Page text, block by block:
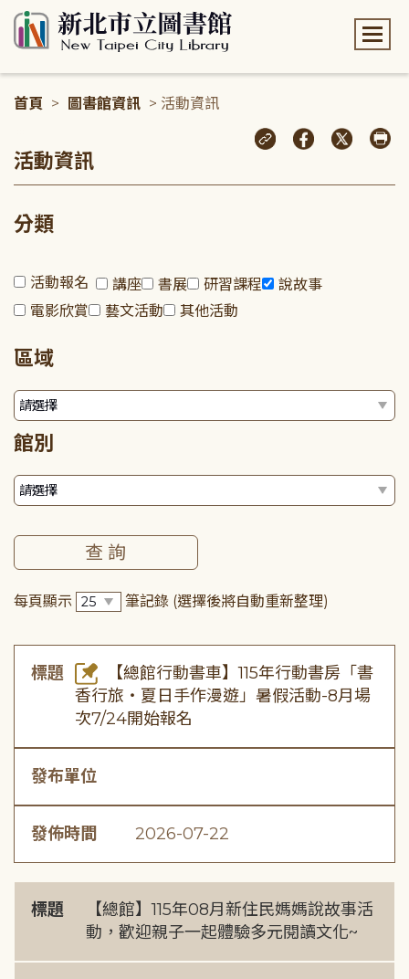
首頁 > 圖書館資訊 > 活動資訊
活動資訊
分類
活動報名 講座 書展 研習課程
說故事
電影欣賞
藝文活動 其他活動
區域
館別
每頁顯示 筆記錄 (選擇後將自動重新整理)
標題
【總館行動書車】115年行動書房「書
香行旅・夏日手作漫遊」暑假活動-8月場
次7/24開始報名
發布單位
發佈時間 2026-07-22
標題
【總館】115年08月新住民媽媽說故事活
動，歡迎親子一起體驗多元閱讀文化~